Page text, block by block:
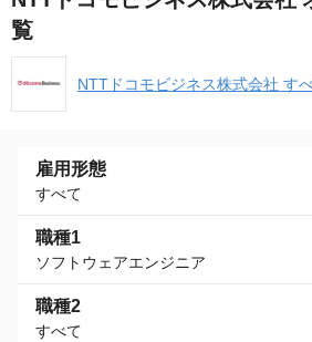
覧
NTTドコモビジネス株式会社 す
雇用形態
すべて
職種1
ソフトウェアエンジニア
職種2
すべて